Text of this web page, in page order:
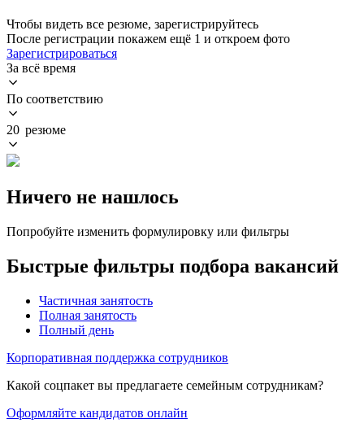
Чтобы видеть все резюме, зарегистрируйтесь
После регистрации покажем ещё 1 и откроем фото
Зарегистрироваться
За всё время
По соответствию
20 резюме
Ничего не нашлось
Попробуйте изменить формулировку или фильтры
Быстрые фильтры подбора вакансий
Частичная занятость
Полная занятость
Полный день
Корпоративная поддержка сотрудников
Какой соцпакет вы предлагаете семейным сотрудникам?
Оформляйте кандидатов онлайн